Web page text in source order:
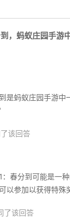
，蚂蚁庄园手游
是蚂蚁庄园手游中
该回答
：春分到可能是一
以参加以获得特殊
了该回答